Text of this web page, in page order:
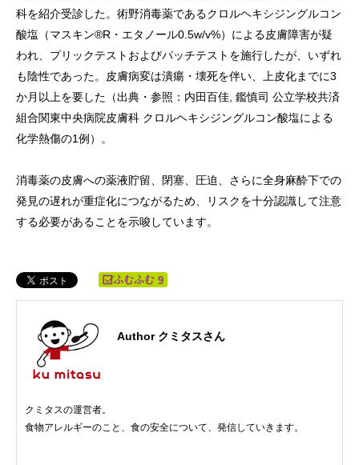
科を紹介受診した。術野消毒薬であるクロルヘキシジングルコン
酸塩（マスキン®R・エタノール0.5w/v%）による皮膚障害が疑
われ、プリックテストおよびパッチテストを施行したが、いずれ
も陰性であった。皮膚病変は潰瘍・壊死を伴い、上皮化までに3
か月以上を要した（出典・参照：内田百佳, 鑑慎司 公立学校共済
組合関東中央病院皮膚科 クロルヘキシジングルコン酸塩による
化学熱傷の1例）。
消毒薬の皮膚への薬液貯留、閉塞、圧迫、さらに全身麻酔下での
発見の遅れが重症化につながるため、リスクを十分認識して注意
する必要があることを示唆しています。
9
Author クミタスさん
クミタスの運営者。
食物アレルギーのこと、食の安全について、発信していきます。